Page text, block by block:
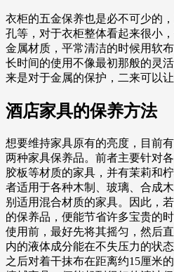
衣柜的五金保养也是必不可少的
孔等，对于衣柜整体看起来很小
金属材质，平常清洁的时候用软
长时间的使用不像最初那般的灵
来是对于金属的保护，二来可以让
酒店家具的保养方法
想要维持家具原有的亮度，目前
两种家具保养品。前者主要针对
胶板等材质的家具，并有茉莉和
者适用于各种木制、玻璃、合成
别适用混合材质的家具。因此，
的保养品，便能节省许多宝贵的
使用前，最好先将其摇匀，然后
内的液体成分能在不失压力的状
之后对着干抹布在距离约15厘米